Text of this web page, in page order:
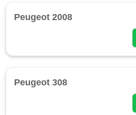
Peugeot 2008
Peugeot 308